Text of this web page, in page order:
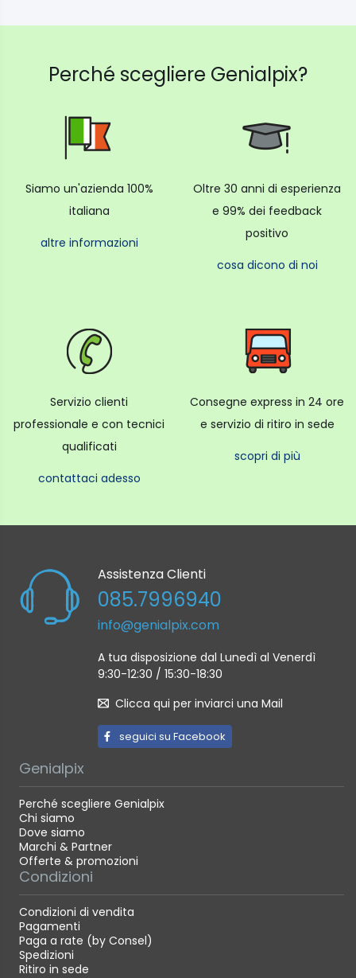
Perché scegliere Genialpix?
Siamo un'azienda 100%
italiana
altre informazioni
Oltre 30 anni di esperienza
e 99% dei feedback
positivo
cosa dicono di noi
Servizio clienti
professionale e con tecnici
qualificati
contattaci adesso
Consegne express in 24 ore
e servizio di ritiro in sede
scopri di più
Assistenza Clienti
085.7996940
info@genialpix.com
A tua disposizione dal Lunedì al Venerdì
9:30-12:30 / 15:30-18:30
Clicca qui per inviarci una Mail
seguici su Facebook
Genialpix
Perché scegliere Genialpix
Chi siamo
Dove siamo
Marchi & Partner
Offerte & promozioni
Condizioni
Condizioni di vendita
Pagamenti
Paga a rate (by Consel)
Spedizioni
Ritiro in sede